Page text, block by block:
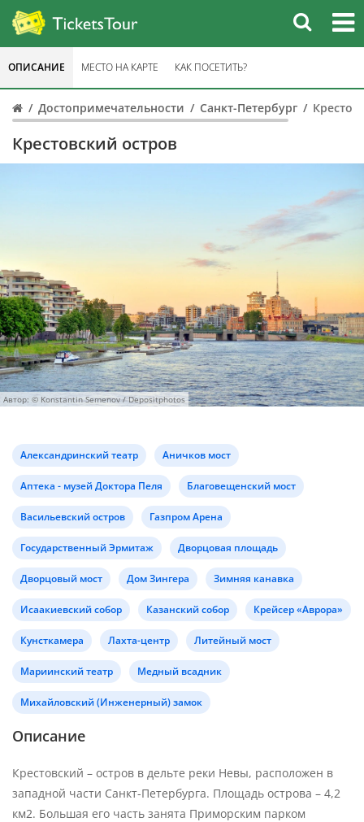
Достопримечательности Санкт-Петербург
Крестовский остров
Автор: © Konstantin Semenov / Depositphotos
Александринский театр Аничков мост
Аптека - музей Доктора Пеля Благовещенский мост
Васильевский остров Газпром Арена
Государственный Эрмитаж Дворцовая площадь
Дворцовый мост Дом Зингера Зимняя канавка
Исаакиевский собор Казанский собор Крейсер «Аврора»
Кунсткамера Лахта-центр Литейный мост
Мариинский театр Медный всадник
Михайловский (Инженерный) замок
ОПИСАНИЕ МЕСТО НА КАРТЕ КАК ПОСЕТИТЬ?
Описание
Крестовский – остров в дельте реки Невы, расположен в
западной части Санкт-Петербурга. Площадь острова – 4,2
км2. Большая его часть занята Приморским парком